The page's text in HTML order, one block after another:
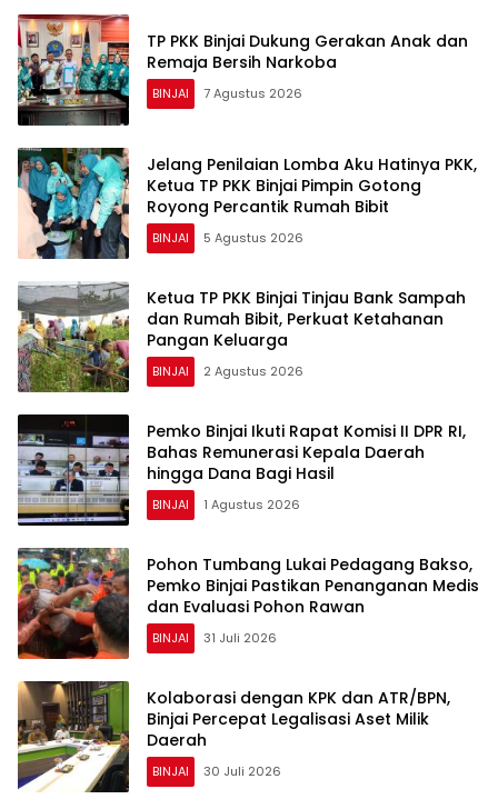
TP PKK Binjai Dukung Gerakan Anak dan
Remaja Bersih Narkoba
BINJAI 7 Agustus 2026
Jelang Penilaian Lomba Aku Hatinya PKK,
Ketua TP PKK Binjai Pimpin Gotong
Royong Percantik Rumah Bibit
BINJAI 5 Agustus 2026
Ketua TP PKK Binjai Tinjau Bank Sampah
dan Rumah Bibit, Perkuat Ketahanan
Pangan Keluarga
BINJAI 2 Agustus 2026
Pemko Binjai Ikuti Rapat Komisi II DPR RI,
Bahas Remunerasi Kepala Daerah
hingga Dana Bagi Hasil
BINJAI 1 Agustus 2026
Pohon Tumbang Lukai Pedagang Bakso,
Pemko Binjai Pastikan Penanganan Medis
dan Evaluasi Pohon Rawan
BINJAI 31 Juli 2026
Kolaborasi dengan KPK dan ATR/BPN,
Binjai Percepat Legalisasi Aset Milik
Daerah
BINJAI 30 Juli 2026